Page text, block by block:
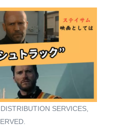
SERVICES,